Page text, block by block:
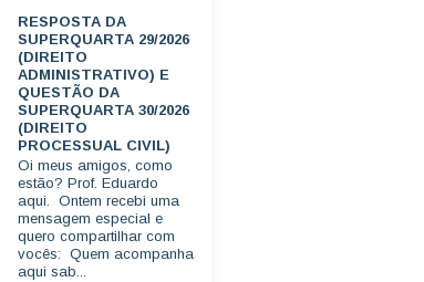
RESPOSTA DA
SUPERQUARTA 29/2026
(DIREITO
ADMINISTRATIVO) E
QUESTÃO DA
SUPERQUARTA 30/2026
(DIREITO
PROCESSUAL CIVIL)
Oi meus amigos, como
estão? Prof. Eduardo
aqui. Ontem recebi uma
mensagem especial e
quero compartilhar com
vocês: Quem acompanha
aqui sab...